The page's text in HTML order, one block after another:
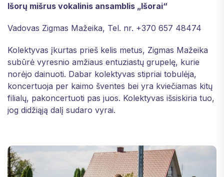
Išorų mišrus vokalinis ansamblis „Išorai“
Vadovas Zigmas Mažeika, Tel. nr. +370 657 48474
Kolektyvas įkurtas prieš kelis metus, Zigmas Mažeika
subūrė vyresnio amžiaus entuziastų grupelę, kurie
norėjo dainuoti. Dabar kolektyvas stipriai tobulėja,
koncertuoja per kaimo šventes bei yra kviečiamas kitų
filialų, pakoncertuoti pas juos. Kolektyvas išsiskiria tuo,
jog didžiąją dalį sudaro vyrai.